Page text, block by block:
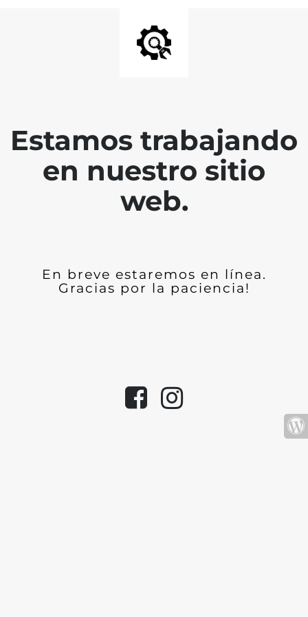
Estamos trabajando
en nuestro sitio
web.
En breve estaremos en línea.
Gracias por la paciencia!